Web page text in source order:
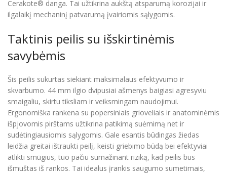
Cerakote® danga. Tai užtikrina aukštą atsparumą korozijai ir
ilgalaikį mechaninį patvarumą įvairiomis sąlygomis.
Taktinis peilis su išskirtinėmis
savybėmis
Šis peilis sukurtas siekiant maksimalaus efektyvumo ir
skvarbumo. 44 mm ilgio dvipusiai ašmenys baigiasi agresyviu
smaigaliu, skirtu tiksliam ir veiksmingam naudojimui.
Ergonomiška rankena su popersiniais grioveliais ir anatominėmis
išpjovomis pirštams užtikrina patikimą suėmimą net ir
sudėtingiausiomis sąlygomis. Gale esantis būdingas žiedas
leidžia greitai ištraukti peilį, keisti griebimo būdą bei efektyviai
atlikti smūgius, tuo pačiu sumažinant riziką, kad peilis bus
išmuštas iš rankos. Tai idealus įrankis saugumo sumetimais,